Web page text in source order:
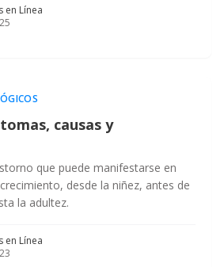
en Línea
causas y
que puede manifestarse en
desde la niñez, antes de
la adultez.
en Línea